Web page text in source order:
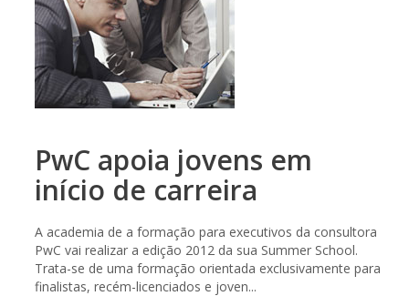
PwC apoia jovens em
início de carreira
A academia de a formação para executivos da consultora
PwC vai realizar a edição 2012 da sua Summer School.
Trata-se de uma formação orientada exclusivamente para
finalistas, recém-licenciados e joven...